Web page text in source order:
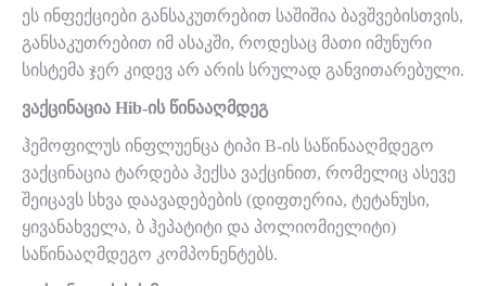
ეს ინფექციები განსაკუთრებით საშიშია ბავშვებისთვის,
განსაკუთრებით იმ ასაკში, როდესაც მათი იმუნური
სისტემა ჯერ კიდევ არ არის სრულად განვითარებული.
ვაქცინაცია Hib-ის წინააღმდეგ
ჰემოფილუს ინფლუენცა ტიპი B-ის საწინააღმდეგო
ვაქცინაცია ტარდება ჰექსა ვაქცინით, რომელიც ასევე
შეიცავს სხვა დაავადებების (დიფთერია, ტეტანუსი,
ყივანახველა, ბ ჰეპატიტი და პოლიომიელიტი)
საწინააღმდეგო კომპონენტებს.